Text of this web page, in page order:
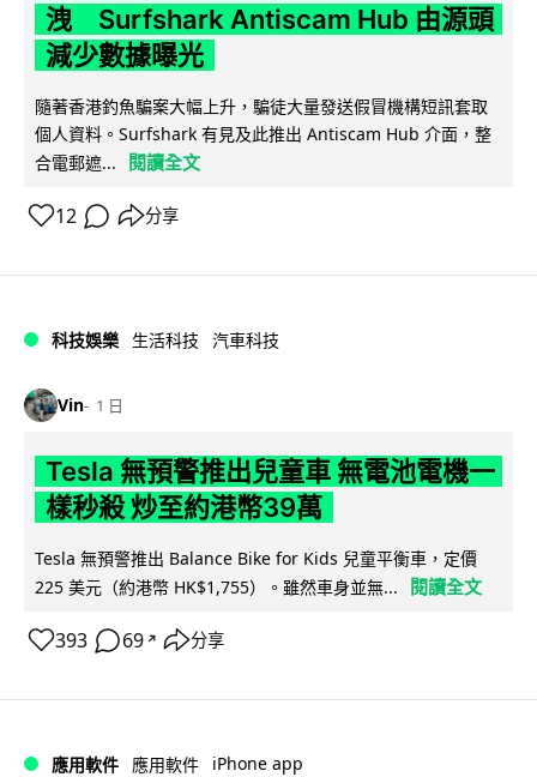
洩 Surfshark Antiscam Hub 由源頭
減少數據曝光
隨著香港釣魚騙案大幅上升，騙徒大量發送假冒機構短訊套取
個人資料。Surfshark 有見及此推出 Antiscam Hub 介面，整
合電郵遮...
閱讀全文
12 分享
科技娛樂 生活科技 汽車科技
Vin 1 日
Tesla 無預警推出兒童車 無電池電機一
樣秒殺 炒至約港幣39萬
Tesla 無預警推出 Balance Bike for Kids 兒童平衡車，定價
225 美元（約港幣 HK$1,755）。雖然車身並無...
閱讀全文
393 69 ↗ 分享
應用軟件 應用軟件 iPhone app